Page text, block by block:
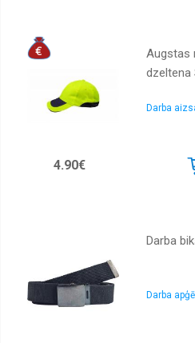
Augstas
dzeltena
Darba
4.90€
Darba
Darba